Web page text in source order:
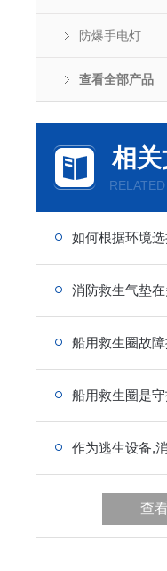
防爆手电灯
查看全部产品
相
船用救生圈故
查